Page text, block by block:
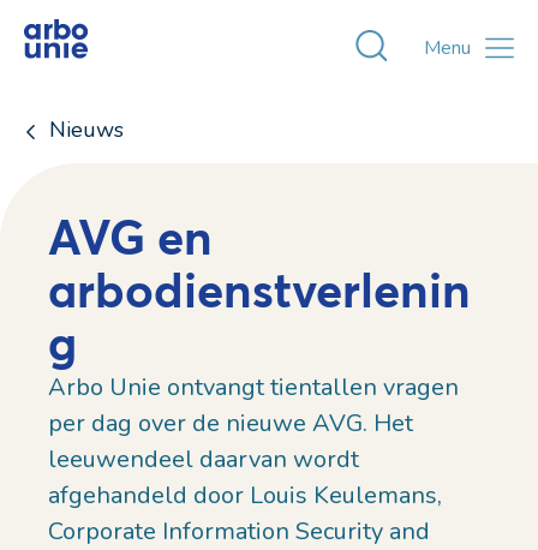
Toggle
Menu
Nieuws
AVG en
arbodienstverlenin
g
Arbo Unie ontvangt tientallen vragen
per dag over de nieuwe AVG. Het
leeuwendeel daarvan wordt
afgehandeld door Louis Keulemans,
Corporate Information Security and